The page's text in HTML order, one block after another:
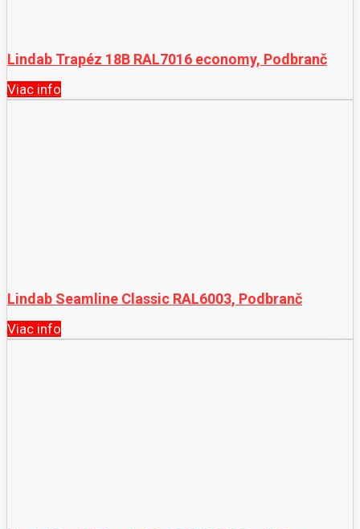
Lindab Trapéz 18B RAL7016 economy, Podbranč
Viac info
Lindab Seamline Classic RAL6003, Podbranč
Viac info